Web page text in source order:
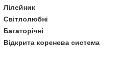
Лілейник
Світлолюбні
Багаторічні
Відкрита коренева система